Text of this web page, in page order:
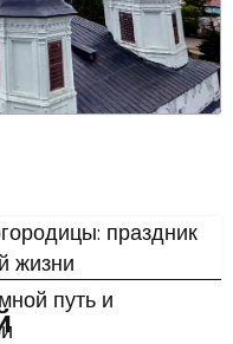
праздник
жизни
путь и